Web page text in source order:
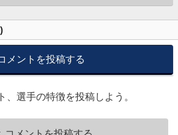
メントを投稿する
、選手の特徴を投稿しよう。